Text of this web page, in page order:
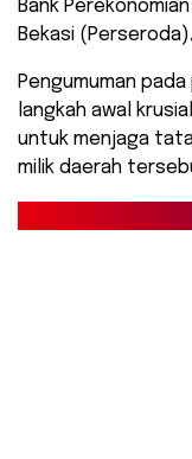
Bank
Bekasi (Perseroda).
Pengumuman
langkah awal
untuk menjaga
milik daerah